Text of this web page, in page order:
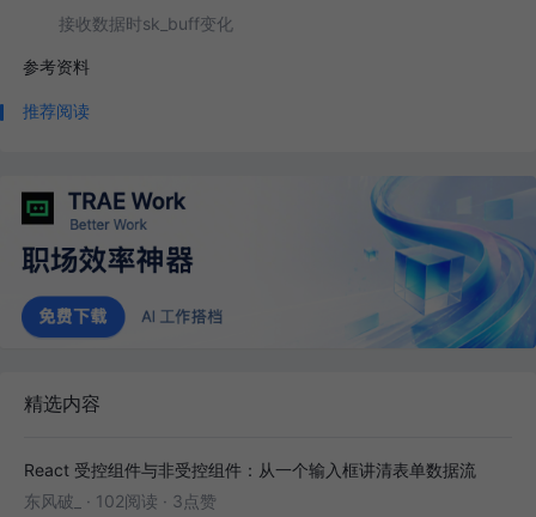
接收数据时sk_buff变化
参考资料
推荐阅读
精选内容
React 受控组件与非受控组件：从一个输入框讲清表单数据流
东风破_
· 102阅读 · 3点赞